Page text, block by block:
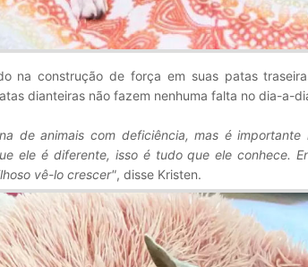
na construção de força em suas patas
dianteiras não fazem nenhuma falta no dia-a-
de animais com deficiência, mas é importante
ele é diferente, isso é tudo que ele conhece.
vê-lo crescer", disse Kristen.